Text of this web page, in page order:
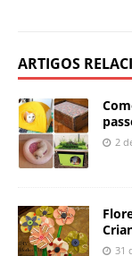
ARTIGOS
2
31